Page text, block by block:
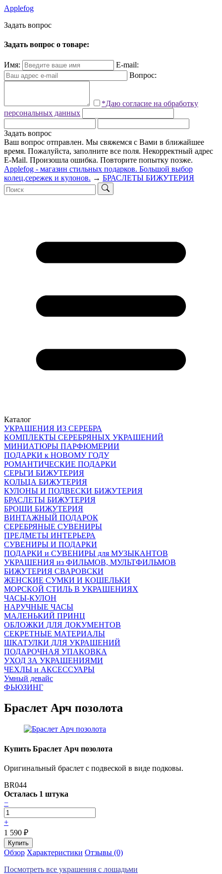
Applefog
Задать вопрос
Задать вопрос о товаре:
Имя:
E-mail:
Вопрос:
*Даю согласие на обработку
персональных данных
Задать вопрос
Ваш вопрос отправлен. Мы свяжемся с Вами в ближайшее
время. Пожалуйста, заполните все поля. Некорректный адрес
E-Mail. Произошла ошибка. Повторите попытку позже.
Applefog - магазин стильных подарков. Большой выбор
колец,сережек и кулонов. → БРАСЛЕТЫ БИЖУТЕРИЯ
Каталог
УКРАШЕНИЯ ИЗ СЕРЕБРА
КОМПЛЕКТЫ СЕРЕБРЯНЫХ УКРАШЕНИЙ
МИНИАТЮРЫ ПАРФЮМЕРИИ
ПОДАРКИ к НОВОМУ ГОДУ
РОМАНТИЧЕСКИЕ ПОДАРКИ
СЕРЬГИ БИЖУТЕРИЯ
КОЛЬЦА БИЖУТЕРИЯ
КУЛОНЫ И ПОДВЕСКИ БИЖУТЕРИЯ
БРАСЛЕТЫ БИЖУТЕРИЯ
БРОШИ БИЖУТЕРИЯ
ВИНТАЖНЫЙ ПОДАРОК
СЕРЕБРЯНЫЕ СУВЕНИРЫ
ПРЕДМЕТЫ ИНТЕРЬЕРА
СУВЕНИРЫ И ПОДАРКИ
ПОДАРКИ и СУВЕНИРЫ для МУЗЫКАНТОВ
УКРАШЕНИЯ из ФИЛЬМОВ, МУЛЬТФИЛЬМОВ
БИЖУТЕРИЯ СВАРОВСКИ
ЖЕНСКИЕ СУМКИ И КОШЕЛЬКИ
МОРСКОЙ СТИЛЬ В УКРАШЕНИЯХ
ЧАСЫ-КУЛОН
НАРУЧНЫЕ ЧАСЫ
МАЛЕНЬКИЙ ПРИНЦ
ОБЛОЖКИ ДЛЯ ДОКУМЕНТОВ
СЕКРЕТНЫЕ МАТЕРИАЛЫ
ШКАТУЛКИ ДЛЯ УКРАШЕНИЙ
ПОДАРОЧНАЯ УПАКОВКА
УХОД ЗА УКРАШЕНИЯМИ
ЧEХЛЫ и АКСЕССУАРЫ
Умный девайс
ФЬЮЗИНГ
Браслет Арч позолота
Купить Браслет Арч позолота
Оригинальный браслет с подвеской в виде подковы.
BR044
Осталась 1 штука
−
+
1 590 ₽
Обзор Характеристики Отзывы (0)
Посмотреть все украшения с лошадьми